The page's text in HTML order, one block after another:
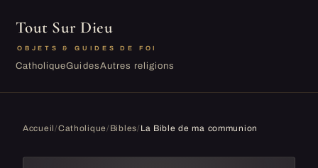
Tout Sur Dieu
OBJETS & GUIDES DE FOI
CatholiqueGuidesAutres religions
Accueil/Catholique/ Bibles/ La Bible de ma communion